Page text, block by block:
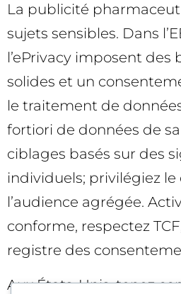
La publicité
sujets sensibles. Dans
l’ePrivacy imposent des
solides et un
le traitement de
fortiori de données de
ciblages basés sur des
individuels; privilégiez
l’audience agrégée.
conforme, respectez
registre des
Aux États-Unis, tenez